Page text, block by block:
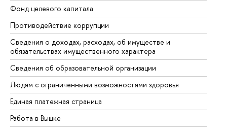
Фонд целевого капитала
Противодействие коррупции
Сведения о доходах, расходах, об имуществе и
обязательствах имущественного характера
Сведения об образовательной организации
Людям с ограниченными возможностями здоровья
Единая платежная страница
Работа в Вышке